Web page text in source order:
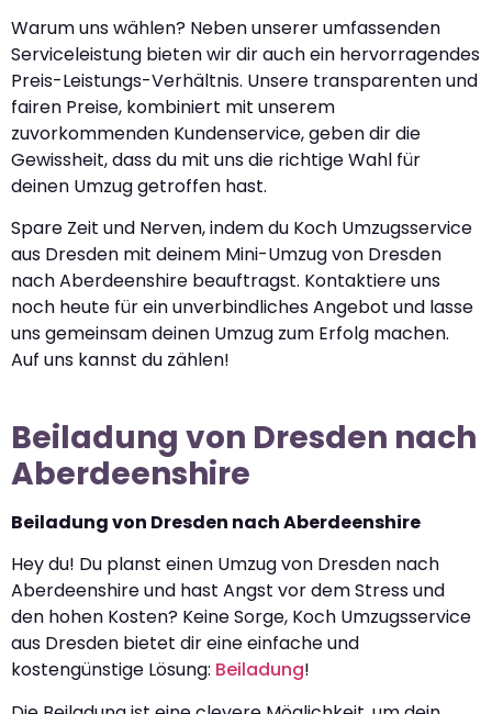
Warum uns wählen? Neben unserer umfassenden
Serviceleistung bieten wir dir auch ein hervorragendes
Preis-Leistungs-Verhältnis. Unsere transparenten und
fairen Preise, kombiniert mit unserem
zuvorkommenden Kundenservice, geben dir die
Gewissheit, dass du mit uns die richtige Wahl für
deinen Umzug getroffen hast.
Spare Zeit und Nerven, indem du Koch Umzugsservice
aus Dresden mit deinem Mini-Umzug von Dresden
nach Aberdeenshire beauftragst. Kontaktiere uns
noch heute für ein unverbindliches Angebot und lasse
uns gemeinsam deinen Umzug zum Erfolg machen.
Auf uns kannst du zählen!
Beiladung von Dresden nach
Aberdeenshire
Beiladung von Dresden nach Aberdeenshire
Hey du! Du planst einen Umzug von Dresden nach
Aberdeenshire und hast Angst vor dem Stress und
den hohen Kosten? Keine Sorge, Koch Umzugsservice
aus Dresden bietet dir eine einfache und
kostengünstige Lösung: Beiladung!